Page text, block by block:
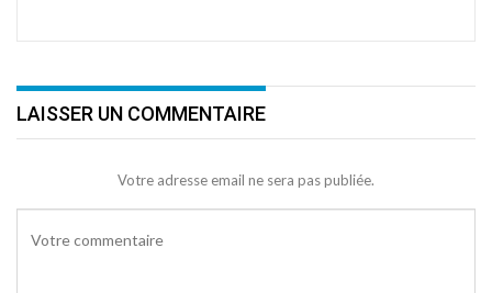
LAISSER UN COMMENTAIRE
Votre adresse email ne sera pas publiée.